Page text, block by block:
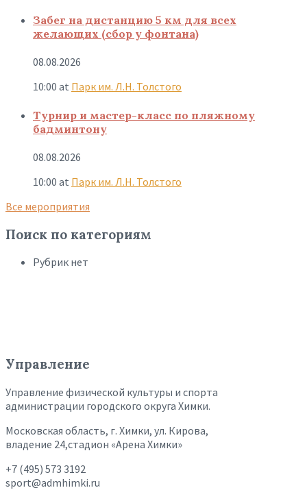
Забег на дистанцию 5 км для всех
желающих (сбор у фонтана)
08.08.2026
10:00 at Парк им. Л.Н. Толстого
Турнир и мастер-класс по пляжному
бадминтону
08.08.2026
10:00 at Парк им. Л.Н. Толстого
Все мероприятия
Поиск по категориям
Рубрик нет
Управление
Управление физической культуры и спорта
администрации городского округа Химки.
Московская область, г. Химки, ул. Кирова,
владение 24,стадион «Арена Химки»
+7 (495) 573 3192
sport@admhimki.ru